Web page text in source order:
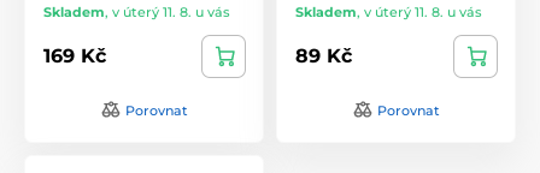
Skladem, v úterý 11. 8. u vás
169 Kč
Porovnat
Skladem, v úterý 11. 8. u vás
89 Kč
Porovnat